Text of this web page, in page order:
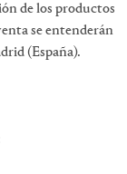
de los productos
se entenderán
(España).